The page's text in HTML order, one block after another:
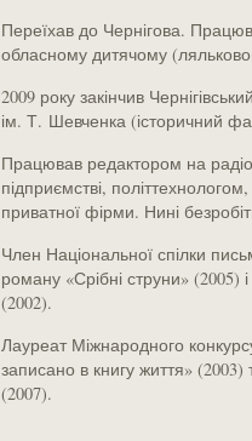
Переїхав до Чернігова.
обласному дитячому
2009 року закінчив
ім. Т. Шевченка (історичний
Працював редактором на
підприємстві,
приватної фірми. Нині
Член Національної спілки
роману «Срібні струни» (2005)
(2002).
Лауреат Міжнародного
записано в книгу життя»
(2007).